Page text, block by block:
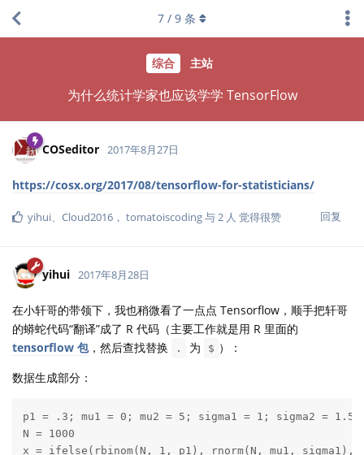
综合 主站
为什么统计学家也应该学学 TensorFlow
7 / 9 条
COSeditor 2017年8月27日
https://cosx.org/2017/08/tensorflow-for-statisticians/
回复
yihui、 Cloud2016 ， tomatoiscoding与2 人 觉得很赞
yihui 2017年8月28日
在小轩哥的带领下，我也稍微看了一点点 Tensorflow，顺手把轩哥
的蟒蛇代码“翻译”成了 R 代码（主要工作就是用 R 里面的
tensorflow 包，然后查找替换 . 为 $ ）：
数据生成部分：
p1 = .3; mu1 = 0; mu2 = 5; sigma1 = 1; sigma2 = 1.5
N = 1000
x = ifelse(rbinom(N, 1, p1), rnorm(N, mu1, sigma1),